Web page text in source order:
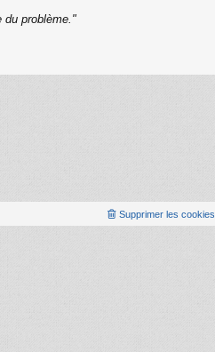
du problème."
Supprimer les cookies